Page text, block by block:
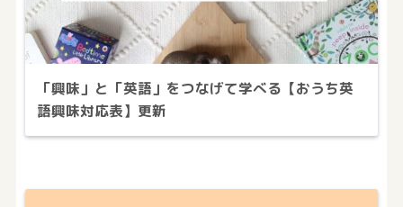
「興味」と「英語」をつなげて学べる【おうち英
語興味対応表】更新